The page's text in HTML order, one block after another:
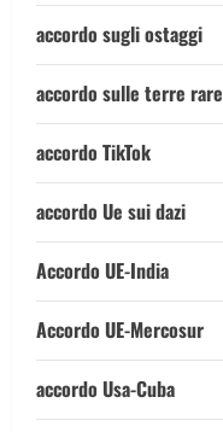
accordo sugli ostaggi
accordo sulle terre rare
accordo TikTok
accordo Ue sui dazi
Accordo UE-India
Accordo UE-Mercosur
accordo Usa-Cuba